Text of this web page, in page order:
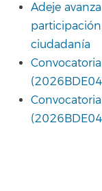
Adeje
ciudadanía